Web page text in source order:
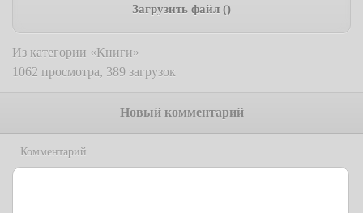
Загрузить файл ()
Из категории «Книги»
1062 просмотра, 389 загрузок
Новый комментарий
Комментарий